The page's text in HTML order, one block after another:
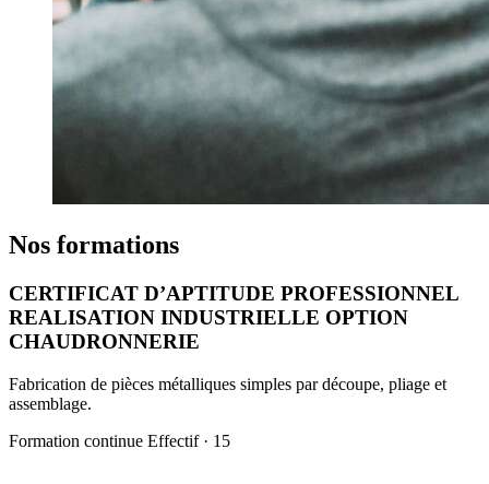
Nos formations
CERTIFICAT D’APTITUDE PROFESSIONNEL
REALISATION INDUSTRIELLE OPTION
CHAUDRONNERIE
Fabrication de pièces métalliques simples par découpe, pliage et
assemblage.
Formation continue Effectif · 15